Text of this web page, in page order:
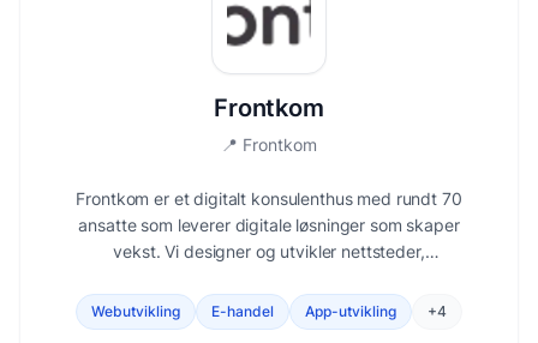
Frontkom
📍 Frontkom
Frontkom er et digitalt konsulenthus med rundt 70
ansatte som leverer digitale løsninger som skaper
vekst. Vi designer og utvikler nettsteder,
jobber strategisk, teknisk og kreativt — fra idé til
implementasjon.
Webutvikling E-handel App-utvikling +4